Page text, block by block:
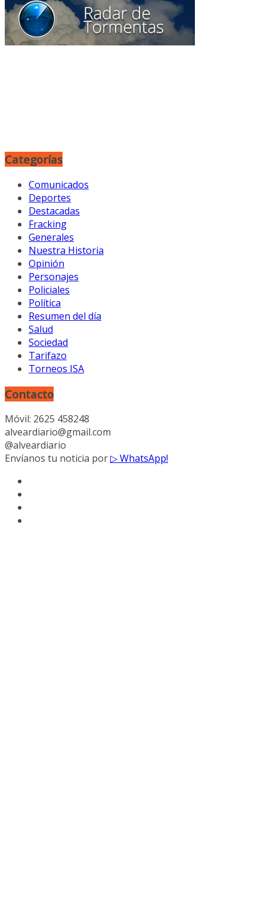
Categorías
Comunicados
Deportes
Destacadas
Fracking
Generales
Nuestra Historia
Opinión
Personajes
Policiales
Política
Resumen del día
Salud
Sociedad
Tarifazo
Torneos ISA
Contacto
Móvil: 2625 458248
alveardiario@gmail.com
@alveardiario
Envíanos tu noticia por▷ WhatsApp!